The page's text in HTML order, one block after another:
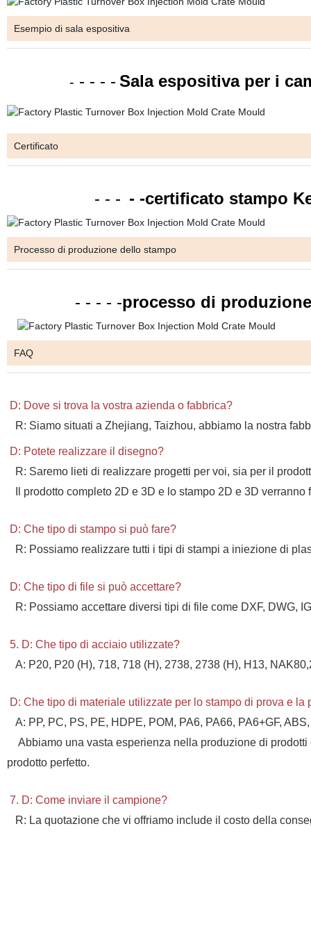
Esempio di sala espositiva
- - - - - Sala espositiva per i
Certificato
- - - - -certificato stampo
Processo di produzione dello stampo
- - - - -processo di
FAQ
D: Dove si trova la vostra azienda o fabbrica?
R: Siamo situati a Zhejiang, Taizhou, abbiamo la nostra
D: Potete realizzare il disegno?
R: Saremo lieti di realizzare progetti per voi, sia per il
Il prodotto completo 2D e 3D e lo stampo 2D e 3D verranno
D: Che tipo di stampo si può fare?
R: Possiamo realizzare tutti i tipi di stampi a iniezione di
D: Che tipo di file si può accettare?
R: Possiamo accettare diversi tipi di file come DXF, DWG,
5. D: Che tipo di acciaio utilizzate?
A: P20, P20 (H), 718, 718 (H), 2738, 2738 (H), H13,
D: Che tipo di materiale utilizzate per lo stampo di prova e la
A: PP, PC, PS, PE, HDPE, POM, PA6, PA66, PA6+GF,
Abbiamo una vasta esperienza nella produzione di
prodotto perfetto.
7. D: Come inviare il campione?
R: La quotazione che vi offriamo include il costo della